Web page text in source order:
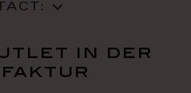
in der